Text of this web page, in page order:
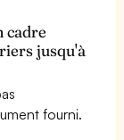
cadre
jusqu'à
fourni.